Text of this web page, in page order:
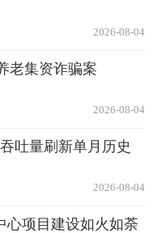
2026-08-04
老集资诈骗案
2026-08-04
吐量刷新单月历史
2026-08-04
心项目建设如火如荼